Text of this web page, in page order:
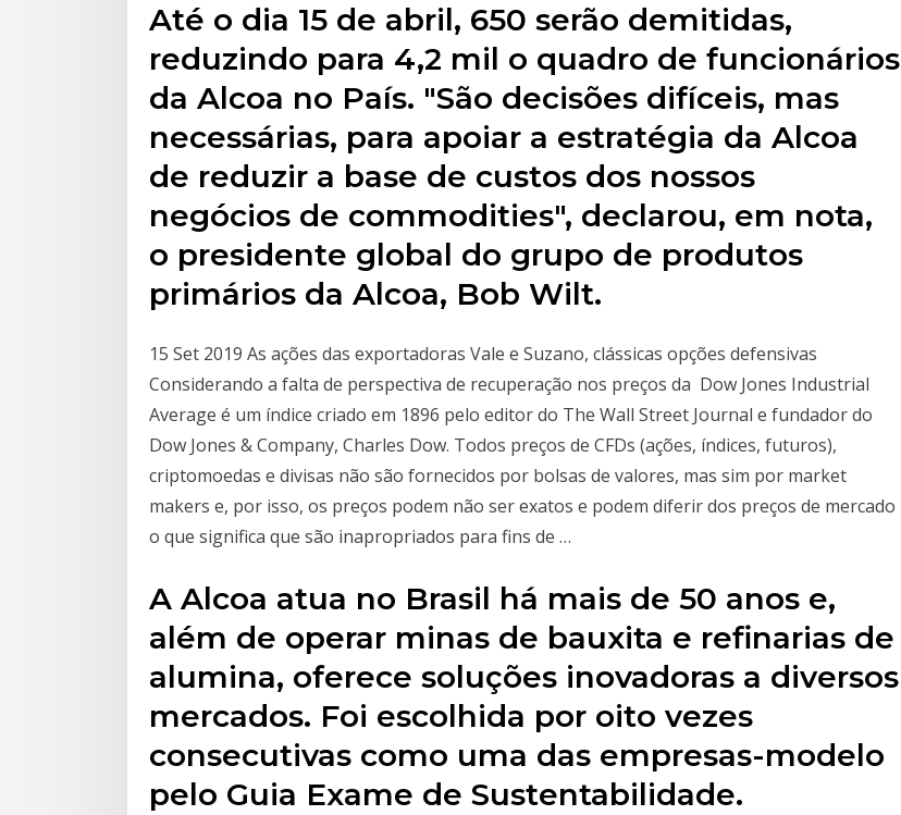
Até o dia 15 de abril, 650 serão demitidas,
reduzindo para 4,2 mil o quadro de funcionários
da Alcoa no País. "São decisões difíceis, mas
necessárias, para apoiar a estratégia da Alcoa
de reduzir a base de custos dos nossos
negócios de commodities", declarou, em nota,
o presidente global do grupo de produtos
primários da Alcoa, Bob Wilt.
15 Set 2019 As ações das exportadoras Vale e Suzano, clássicas opções defensivas
Considerando a falta de perspectiva de recuperação nos preços da Dow Jones Industrial
Average é um índice criado em 1896 pelo editor do The Wall Street Journal e fundador do
Dow Jones & Company, Charles Dow. Todos preços de CFDs (ações, índices, futuros),
criptomoedas e divisas não são fornecidos por bolsas de valores, mas sim por market
makers e, por isso, os preços podem não ser exatos e podem diferir dos preços de mercado
o que significa que são inapropriados para fins de …
A Alcoa atua no Brasil há mais de 50 anos e,
além de operar minas de bauxita e refinarias de
alumina, oferece soluções inovadoras a diversos
mercados. Foi escolhida por oito vezes
consecutivas como uma das empresas-modelo
pelo Guia Exame de Sustentabilidade.